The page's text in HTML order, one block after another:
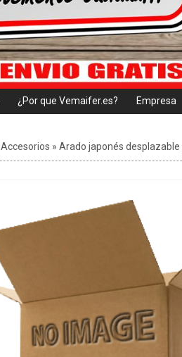
¿Por que Vemaifer.es? Empresa
Accesorios » Arado japonés desplazable